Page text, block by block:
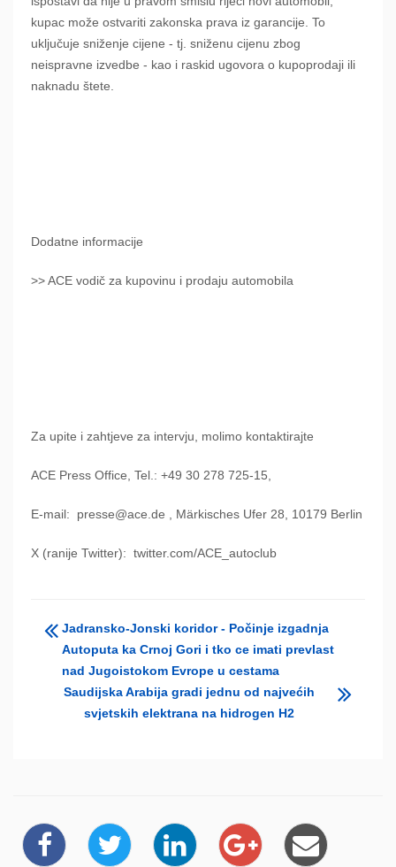
kupac može ostvariti zakonska prava iz garancije. To
uključuje sniženje cijene - tj. sniženu cijenu zbog
neispravne izvedbe - kao i raskid ugovora o kupoprodaji ili
naknadu štete.
Dodatne informacije
>> ACE vodič za kupovinu i prodaju automobila
Za upite i zahtjeve za intervju, molimo kontaktirajte
ACE Press Office, Tel.: +49 30 278 725-15,
E-mail: presse@ace.de , Märkisches Ufer 28, 10179 Berlin
X (ranije Twitter): twitter.com/ACE_autoclub
Jadransko-Jonski koridor - Počinje izgadnja
Autoputa ka Crnoj Gori i tko ce imati prevlast
nad Jugoistokom Evrope u cestama
Saudijska Arabija gradi jednu od najvećih
svjetskih elektrana na hidrogen H2